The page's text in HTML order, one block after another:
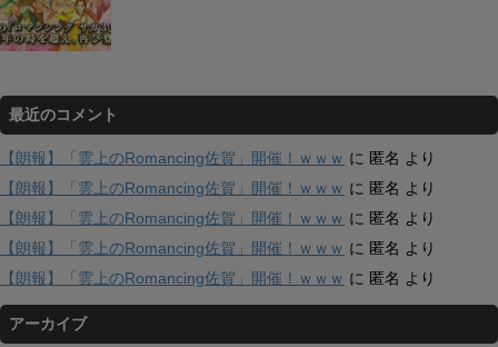
最近のコメント
【朗報】「雲上のRomancing佐賀」開催！ｗｗｗ に 匿名 より
【朗報】「雲上のRomancing佐賀」開催！ｗｗｗ に 匿名 より
【朗報】「雲上のRomancing佐賀」開催！ｗｗｗ に 匿名 より
【朗報】「雲上のRomancing佐賀」開催！ｗｗｗ に 匿名 より
【朗報】「雲上のRomancing佐賀」開催！ｗｗｗ に 匿名 より
アーカイブ